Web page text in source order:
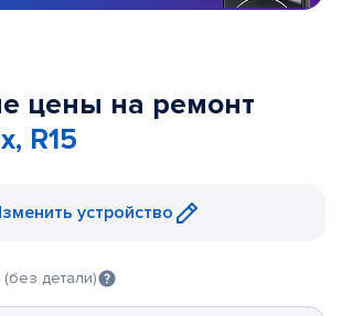
цены на ремонт
R15
устройство
детали)